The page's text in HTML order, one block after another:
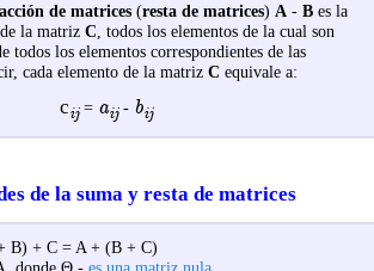
de matrices (resta de matrices)A -B es la
la matriz C, todos los elementos de la cual son
todos los elementos correspondientes de las
cada elemento de la matriz C equivale a:
сij= aij- bij
de la suma y resta de matrices
B) + C = A + (B + C)